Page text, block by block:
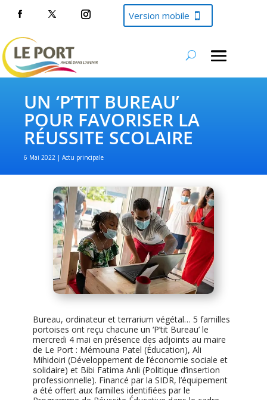
Version mobile
UN ‘P’TIT BUREAU’
POUR FAVORISER LA
RÉUSSITE SCOLAIRE
6 Mai 2022 Actu principale
Bureau, ordinateur et terrarium végétal… 5 familles
portoises ont reçu chacune un ‘P’tit Bureau’ le
mercredi 4 mai en présence des adjoints au maire
de Le Port : Mémouna Patel (Éducation), Ali
Mihidoiri (Développement de l’économie sociale et
solidaire) et Bibi Fatima Anli (Politique d’insertion
professionnelle). Financé par la SIDR, l’équipement
a été offert aux familles identifiées par le